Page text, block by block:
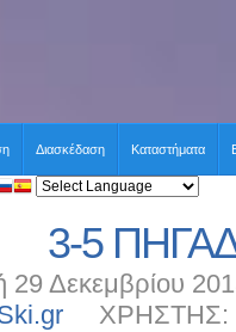
Διασκέδαση Καταστήματα
3-5
29 Δεκεμβρίου
ΧΡΗΣΤΗΣ: